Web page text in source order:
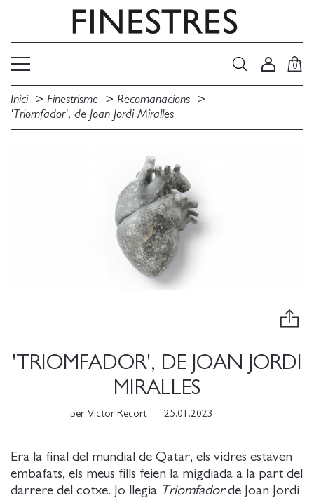
0
Inici Finestrisme
Recomanacions
'Triomfador', de Joan Jordi Miralles
'TRIOMFADOR', DE JOAN JORDI
MIRALLES
per Victor Recort 25.01.2023
Era la final del mundial de Qatar, els vidres estaven
embafats, els meus fills feien la migdiada a la part del
darrere del cotxe. Jo llegia Triomfadorde Joan Jordi